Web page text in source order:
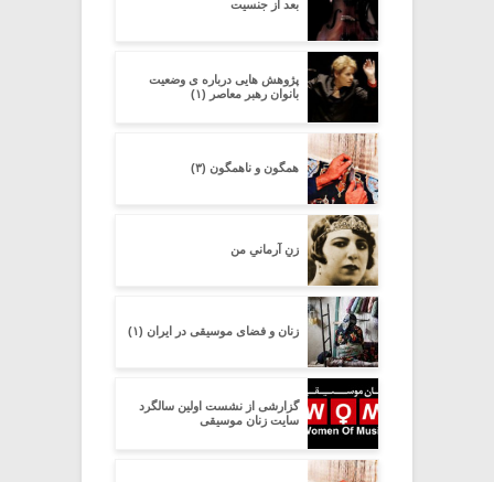
بعد از جنسیت
پژوهش هایی درباره ی وضعیت
بانوان رهبر معاصر (۱)
همگون و ناهمگون (۳)
زنِ آرمانیِ من
زنان و فضای موسیقی در ایران (۱)
گزارشی از نشست اولین سالگرد
سایت زنان موسیقی